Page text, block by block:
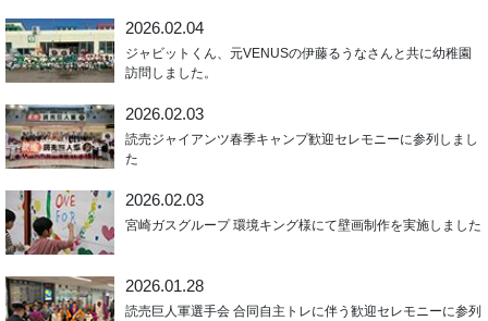
2026.02.04
ジャビットくん、元VENUSの伊藤るうなさんと共に幼稚園
訪問しました。
2026.02.03
読売ジャイアンツ春季キャンプ歓迎セレモニーに参列しまし
た
2026.02.03
宮崎ガスグループ 環境キング様にて壁画制作を実施しました
2026.01.28
読売巨人軍選手会 合同自主トレに伴う歓迎セレモニーに参列